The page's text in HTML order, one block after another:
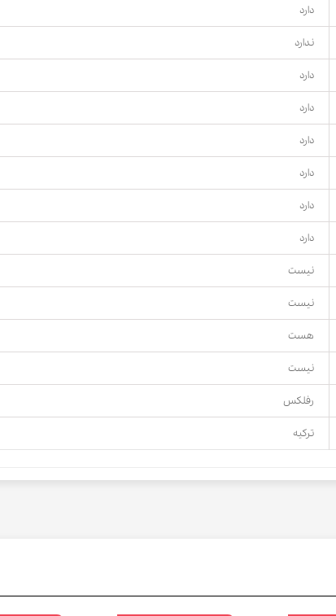
دارد
ندارد
دارد
دارد
دارد
دارد
دارد
دارد
نیست
نیست
هست
نیست
رفلکس
ترکیه